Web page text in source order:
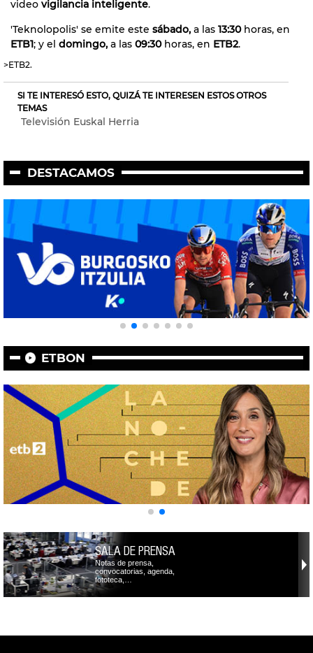
video vigilancia inteligente.
'Teknolopolis' se emite este sábado, a las 13:30horas, en
ETB1; y el domingo, a las 09:30horas, en ETB2.
>ETB2.
SI TE INTERESÓ ESTO, QUIZÁ TE INTERESEN ESTOS OTROS
TEMAS
Televisión Euskal Herria
DESTACAMOS
ETBON
SALA DE PRENSA
Notas de prensa,
convocatorias, agenda,
fototeca,…